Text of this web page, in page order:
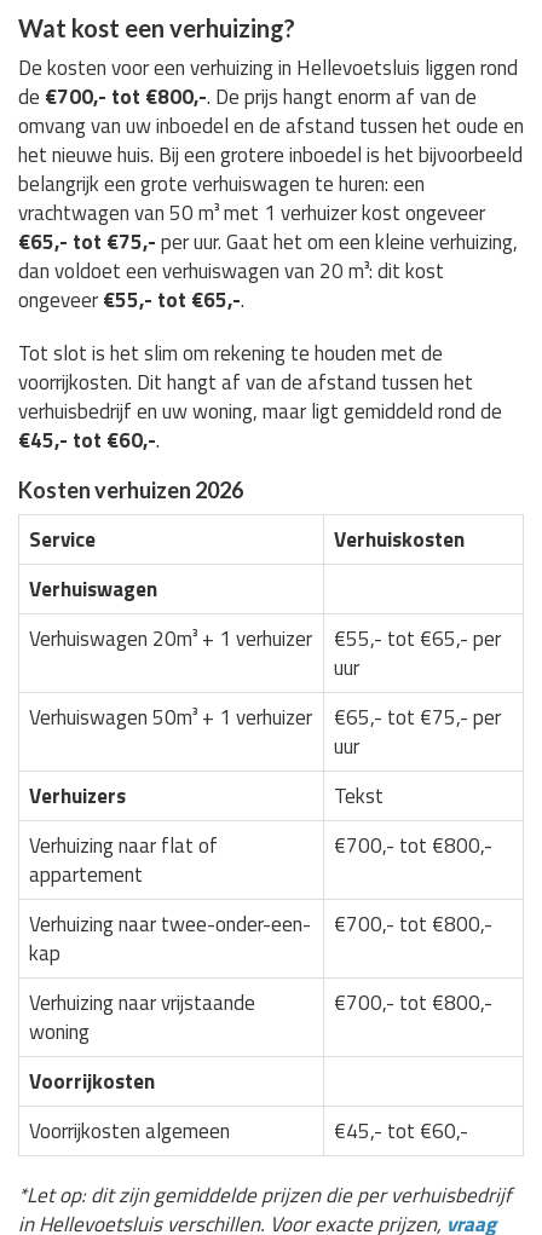
Wat kost een verhuizing?
De kosten voor een verhuizing in Hellevoetsluis liggen rond
de €700,- tot €800,-. De prijs hangt enorm af van de
omvang van uw inboedel en de afstand tussen het oude en
het nieuwe huis. Bij een grotere inboedel is het bijvoorbeeld
belangrijk een grote verhuiswagen te huren: een
vrachtwagen van 50 m³ met 1 verhuizer kost ongeveer
€65,- tot €75,-per uur. Gaat het om een kleine verhuizing,
dan voldoet een verhuiswagen van 20 m³: dit kost
ongeveer€55,- tot €65,-.
Tot slot is het slim om rekening te houden met de
voorrijkosten. Dit hangt af van de afstand tussen het
verhuisbedrijf en uw woning, maar ligt gemiddeld rond de
€45,- tot €60,-.
Kosten verhuizen 2026
Service
Verhuiskosten
Verhuiswagen
Verhuiswagen 20m³ + 1 verhuizer
€55,- tot €65,- per
uur
Verhuiswagen 50m³ + 1 verhuizer
€65,- tot €75,- per
uur
Verhuizers
Tekst
Verhuizing naar flat of
appartement
€700,- tot €800,-
Verhuizing naar twee-onder-een-
kap
€700,- tot €800,-
Verhuizing naar vrijstaande
woning
€700,- tot €800,-
Voorrijkosten
Voorrijkosten algemeen
€45,- tot €60,-
*Let op: dit zijn gemiddelde prijzen die per verhuisbedrijf
in Hellevoetsluis verschillen. Voor exacte prijzen, vraag